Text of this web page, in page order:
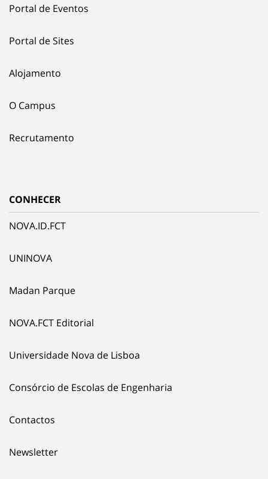
Portal de Eventos
Portal de Sites
Alojamento
O Campus
Recrutamento
CONHECER
NOVA.ID.FCT
UNINOVA
Madan Parque
NOVA.FCT Editorial
Universidade Nova de Lisboa
Consórcio de Escolas de Engenharia
Contactos
Newsletter